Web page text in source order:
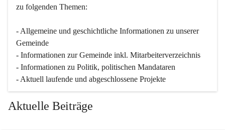
zu folgenden Themen:
- Allgemeine und geschichtliche Informationen zu unserer
Gemeinde
- Informationen zur Gemeinde inkl. Mitarbeiterverzeichnis
- Informationen zu Politik, politischen Mandataren
- Aktuell laufende und abgeschlossene Projekte
Aktuelle Beiträge